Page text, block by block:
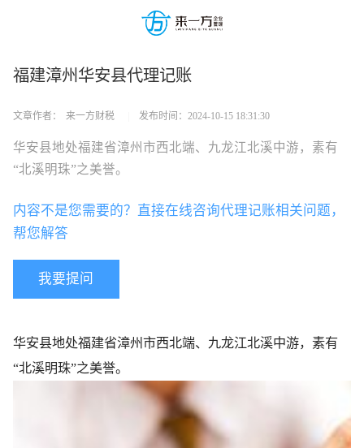
福建漳州华安县代理记账
文章作者： 来一方财税 发布时间：2024-10-15 18:31:30
华安县地处福建省漳州市西北端、九龙江北溪中游，素有
“北溪明珠”之美誉。
我要提问
内容不是您需要的？直接在线咨询代理记账相关问题，
帮您解答
华安县地处福建省漳州市西北端、九龙江北溪中游，素有
“北溪明珠”之美誉。